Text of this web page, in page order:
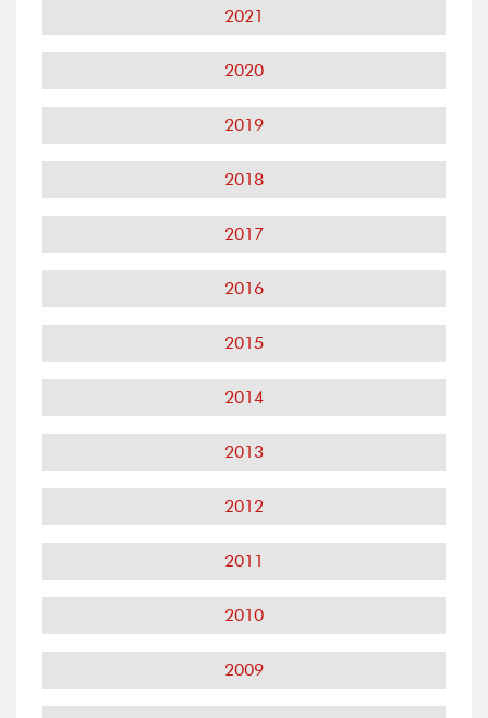
2021
2020
2019
2018
2017
2016
2015
2014
2013
2012
2011
2010
2009